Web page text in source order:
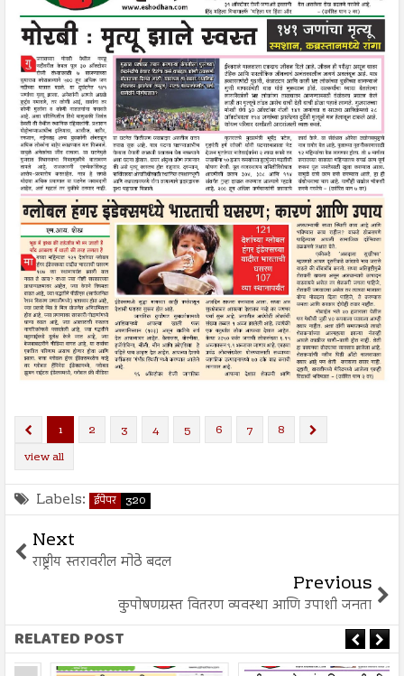
1 2 3 4 5 6 7
8
view all
Labels: ईपेपर 320
Next
राष्ट्रीय स्तरावरील मोठे बदल
Previous
कुपोषणग्रस्त वितरण व्यवस्था आणि उपाशी जनता
RELATED POST